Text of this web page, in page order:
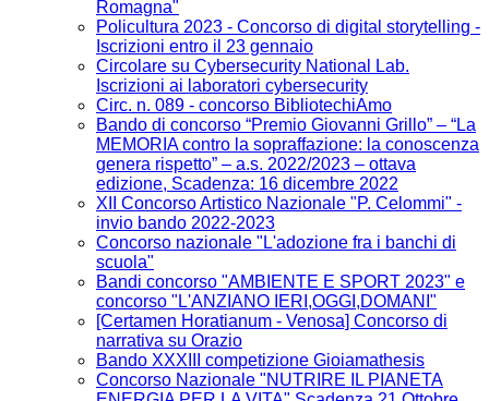
Romagna"
Policultura 2023 - Concorso di digital storytelling -
Iscrizioni entro il 23 gennaio
Circolare su Cybersecurity National Lab.
Iscrizioni ai laboratori cybersecurity
Circ. n. 089 - concorso BibliotechiAmo
Bando di concorso “Premio Giovanni Grillo” – “La
MEMORIA contro la sopraffazione: la conoscenza
genera rispetto” – a.s. 2022/2023 – ottava
edizione, Scadenza: 16 dicembre 2022
XII Concorso Artistico Nazionale "P. Celommi" -
invio bando 2022-2023
Concorso nazionale "L'adozione fra i banchi di
scuola"
Bandi concorso "AMBIENTE E SPORT 2023" e
concorso "L'ANZIANO IERI,OGGI,DOMANI"
[Certamen Horatianum - Venosa] Concorso di
narrativa su Orazio
Bando XXXIII competizione Gioiamathesis
Concorso Nazionale "NUTRIRE IL PIANETA